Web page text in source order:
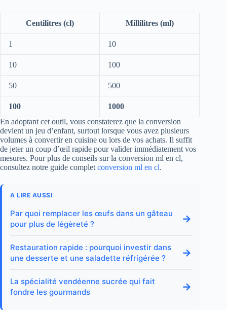
Centilitres (cl) Millilitres (ml)
1 10
10 100
50 500
100
1000
En adoptant cet outil, vous constaterez que la conversion
devient un jeu d’enfant, surtout lorsque vous avez plusieurs
volumes à convertir en cuisine ou lors de vos achats. Il suffit
de jeter un coup d’œil rapide pour valider immédiatement vos
mesures. Pour plus de conseils sur la conversion ml en cl,
consultez notre guide completconversion ml en cl.
A LIRE AUSSI
Par quoi remplacer les œufs dans un gâteau
pour plus de légèreté ?
→
Restauration rapide : pourquoi investir dans
une desserte et une saladette réfrigérée ?
→
La spécialité vendéenne sucrée qui fait
fondre les gourmands
→